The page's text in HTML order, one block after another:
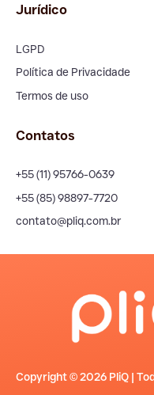
Jurídico
LGPD
Política de Privacidade
Termos de uso
Contatos
+55 (11) 95766-0639
+55 (85) 98897-7720
contato@pliq.com.br
Copyright © 2026 PliQ |